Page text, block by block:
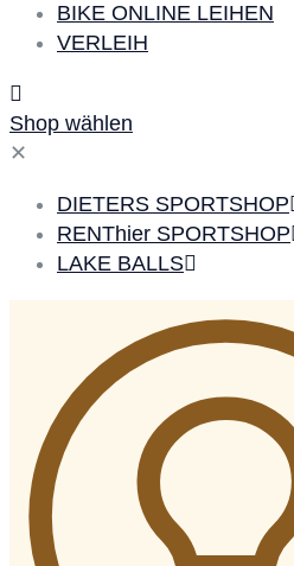
BIKE ONLINE LEIHEN
VERLEIH
Shop wählen
✕
DIETERS SPORTSHOP
RENThier SPORTSHOP
LAKE BALLS